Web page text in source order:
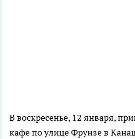
В воскресенье, 12 января,
кафе по улице Фрунзе в